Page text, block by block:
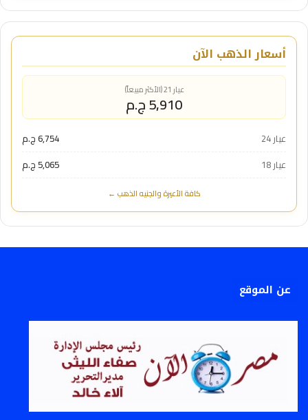
أسعار الذهب الآن
عيار 21 (الأكثر مبيعاً)
5,910 ج.م
عيار 24
6,754 ج.م
عيار 18
5,065 ج.م
كافة الأعيرة والجنيه الذهب ←
عن الموقع